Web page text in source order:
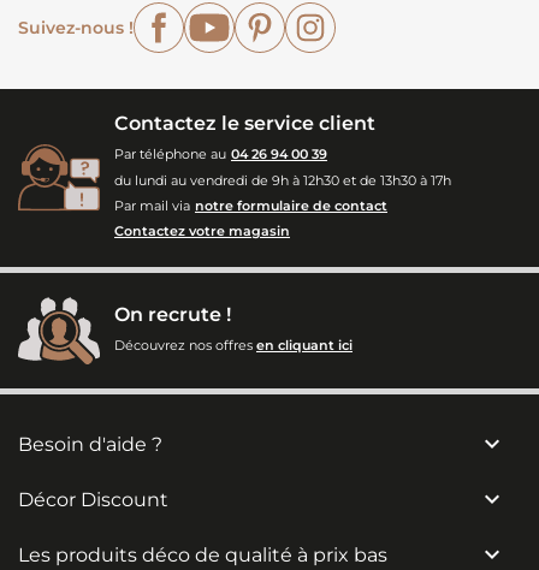
Suivez-nous !
FacebookYouTubePinterest
Contactez le service client
Par téléphone au 04 26 94 00 39
du lundi au vendredi de 9h à 12h30 et de 13h30 à 17h
Par mail via notre formulaire de contact
Contactez votre magasin
On recrute !
Découvrez nos offres en cliquant ici
Besoin d'aide ? 
Décor Discount 
Les produits déco de qualité à prix bas 